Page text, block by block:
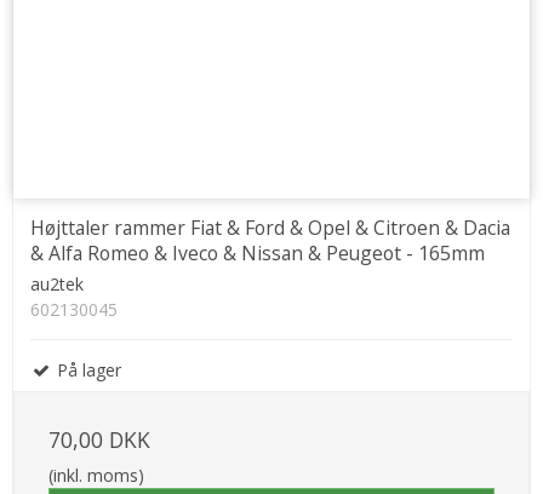
Højttaler rammer Fiat & Ford & Opel & Citroen & Dacia
& Alfa Romeo & Iveco & Nissan & Peugeot - 165mm
au2tek
602130045
På lager
70,00 DKK
(inkl. moms)